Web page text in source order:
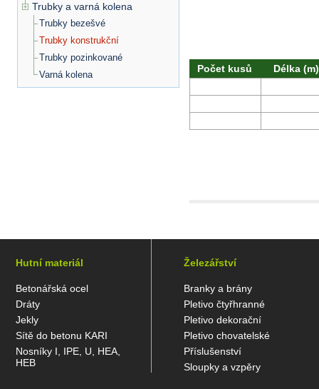
Trubky a varná kolena
Trubky bezešvé
Trubky konstrukční
Trubky pozinkované
Varná kolena
Počet kusů Délka (m)
Hutní materiál
Betonářská ocel
Dráty
Jekly
Sítě do betonu KARI
Nosníky I, IPE, U, HEA,
HEB
Železářství
Branky a brány
Pletivo čtyřhranné
Pletivo dekorační
Pletivo chovatelské
Příslušenství
Sloupky a vzpěry